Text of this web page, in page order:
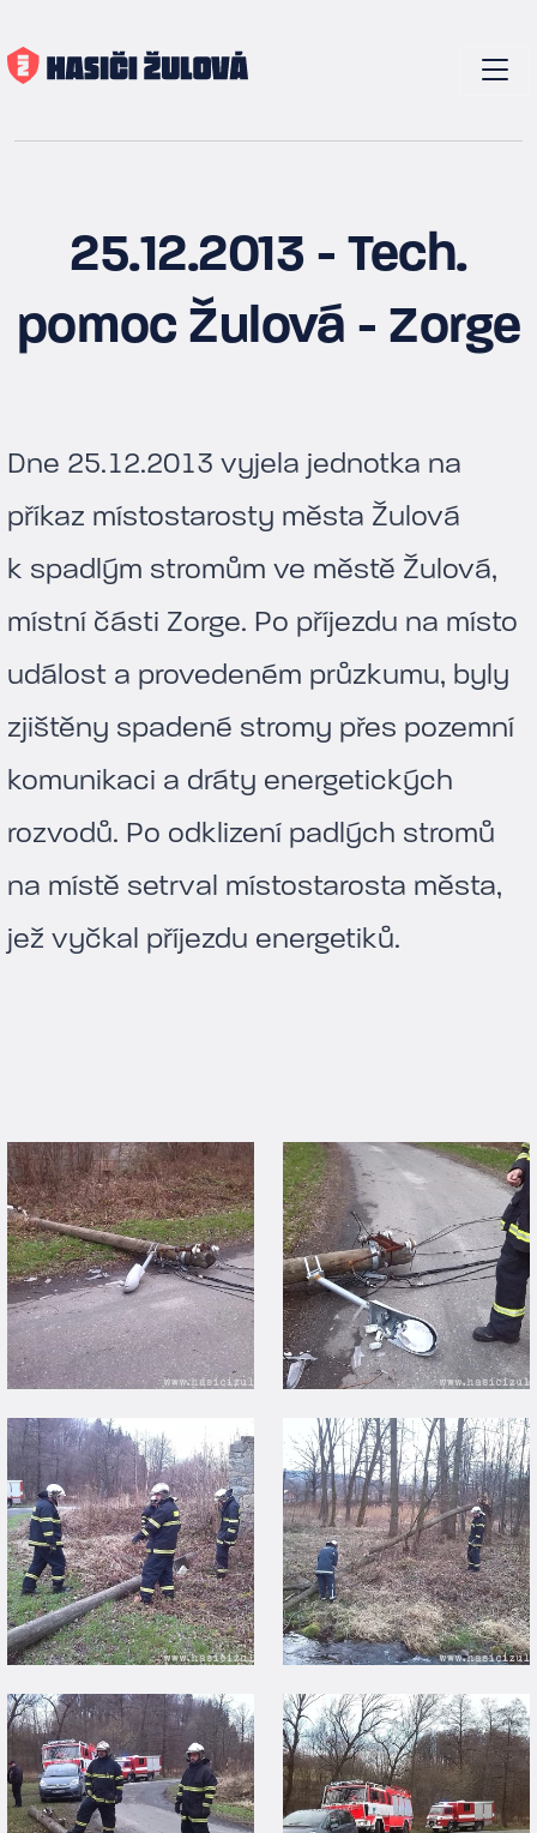
25.12.2013 - Tech.
pomoc Žulová - Zorge
Dne 25.12.2013 vyjela jednotka na
příkaz místostarosty města Žulová
k spadlým stromům ve městě Žulová,
místní části Zorge. Po příjezdu na místo
událost a provedeném průzkumu, byly
zjištěny spadené stromy přes pozemní
komunikaci a dráty energetických
rozvodů. Po odklizení padlých stromů
na místě setrval místostarosta města,
jež vyčkal příjezdu energetiků.